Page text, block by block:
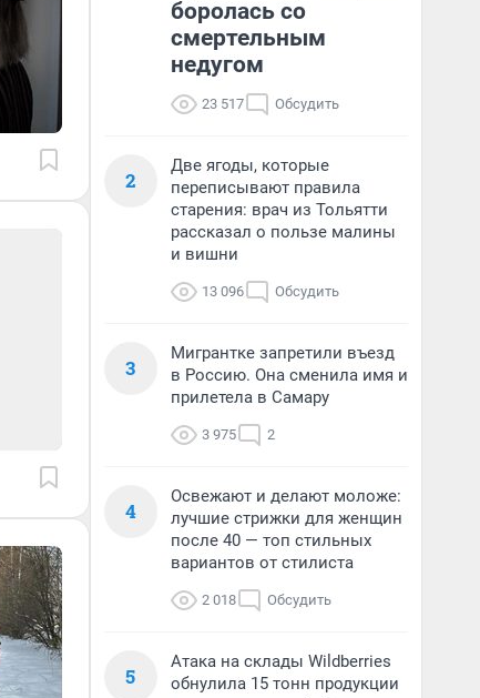
боролась со
смертельным
недугом
23 517 Обсудить
2
Две ягоды, которые
переписывают правила
старения: врач из Тольятти
рассказал о пользе малины
и вишни
13 096 Обсудить
3
Мигрантке запретили въезд
в Россию. Она сменила имя и
прилетела в Самару
3 975 2
4
Освежают и делают моложе:
лучшие стрижки для женщин
после 40 — топ стильных
вариантов от стилиста
2 018 Обсудить
5
Атака на склады Wildberries
обнулила 15 тонн продукции